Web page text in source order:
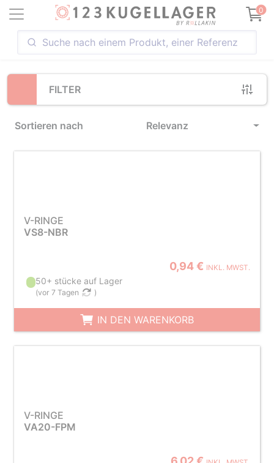
0
FILTER
Sortieren nach Relevanz
Loading...
V-RINGE
VS8-NBR
0,94 € INKL. MWST.
50+ stücke auf Lager
(vor 7 Tagen )
IN DEN WARENKORB
V-RINGE
VA20-FPM